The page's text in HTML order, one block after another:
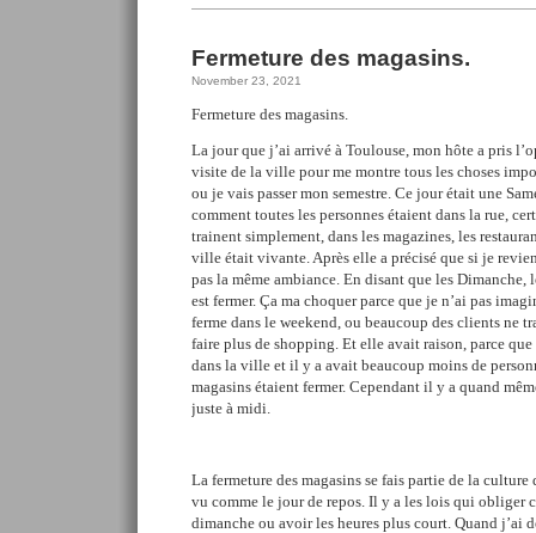
Fermeture des magasins.
November 23, 2021
Fermeture des magasins.
La jour que j’ai arrivé à Toulouse, mon hôte a pris
visite de la ville pour me montre tous les choses
ou je vais passer mon semestre. Ce jour était une
comment toutes les personnes étaient dans la rue,
trainent simplement, dans les magazines, les
ville était vivante. Après elle a précisé que si je
pas la même ambiance. En disant que les Dimanche,
est fermer. Ça ma choquer parce que je n’ai pas
ferme dans le weekend, ou beaucoup des clients ne
faire plus de shopping. Et elle avait raison, parce
dans la ville et il y a avait beaucoup moins de
magasins étaient fermer. Cependant il y a quand
juste à midi.
La fermeture des magasins se fais partie de la culture
vu comme le jour de repos. Il y a les lois qui obliger
dimanche ou avoir les heures plus court. Quand j’ai